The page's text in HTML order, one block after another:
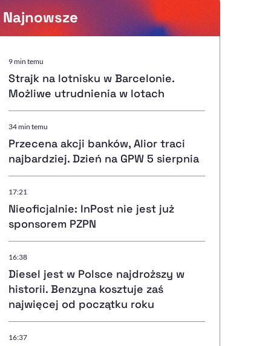
, otwiera się w nowym
Deklaracja dostępności
Najnowsze
9 min temu
Strajk na lotnisku w Barcelonie.
Możliwe utrudnienia w lotach
34 min temu
Przecena akcji banków, Alior traci
najbardziej. Dzień na GPW 5 sierpnia
17:21
Nieoficjalnie: InPost nie jest już
sponsorem PZPN
16:38
Diesel jest w Polsce najdroższy w
historii. Benzyna kosztuje zaś
najwięcej od początku roku
16:37